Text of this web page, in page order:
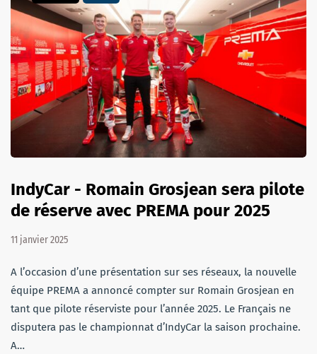
IndyCar - Romain Grosjean sera pilote
de réserve avec PREMA pour 2025
11 janvier 2025
A l’occasion d’une présentation sur ses réseaux, la nouvelle
équipe PREMA a annoncé compter sur Romain Grosjean en
tant que pilote réserviste pour l’année 2025. Le Français ne
disputera pas le championnat d’IndyCar la saison prochaine.
A…